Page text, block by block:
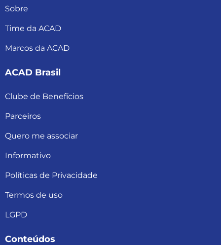
Sobre
Time da ACAD
Marcos da ACAD
ACAD Brasil
Clube de Benefícios
Parceiros
Quero me associar
Informativo
Políticas de Privacidade
Termos de uso
LGPD
Conteúdos